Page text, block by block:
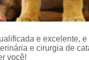
e excelente,
e cirurgia de
você!